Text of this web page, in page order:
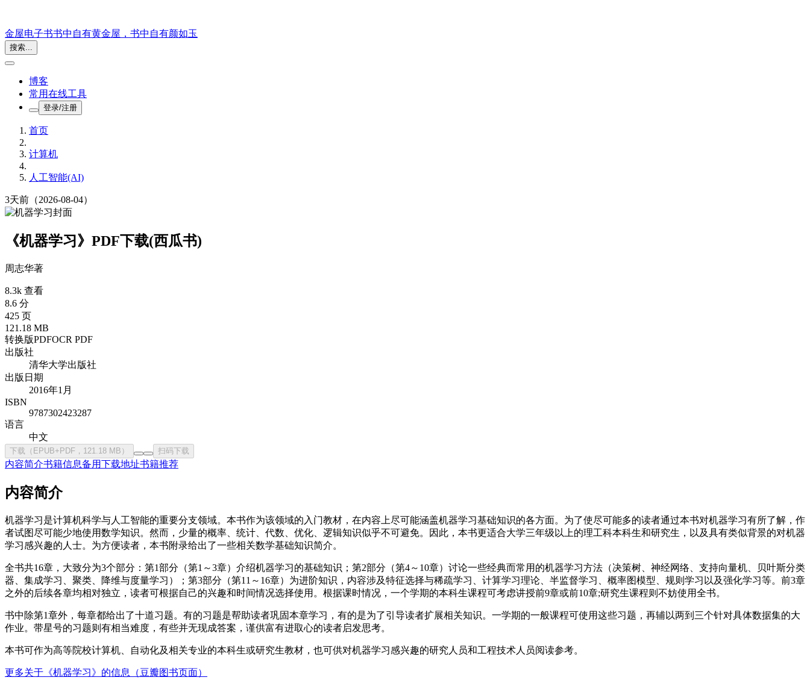
金屋电子书书中自有黄金屋，书中自有颜如玉
搜索...
博客
常用在线工具
登录/注册
首页
计算机
人工智能(AI)
3天前 （2026-08-04）
《机器学习》PDF下载(西瓜书)
周志华著
8.3k 查看
8.6 分
425 页
121.18 MB
转换版PDFOCR PDF
出版社
清华大学出版社
出版日期
2016年1月
ISBN
9787302423287
语言
中文
下载（EPUB+PDF，121.18 MB） 扫码下载
内容简介书籍信息备用下载地址书籍推荐
内容简介
机器学习是计算机科学与人工智能的重要分支领域。本书作为该领域的入门教材，在内容上尽可能涵盖机器学习基础知识的各方面。为了使尽可能多的读者通过本书对机器学习有所了解，作
者试图尽可能少地使用数学知识。然而，少量的概率、统计、代数、优化、逻辑知识似乎不可避免。因此，本书更适合大学三年级以上的理工科本科生和研究生，以及具有类似背景的对机器
学习感兴趣的人士。为方便读者，本书附录给出了一些相关数学基础知识简介。
全书共16章，大致分为3个部分：第1部分（第1～3章）介绍机器学习的基础知识；第2部分（第4～10章）讨论一些经典而常用的机器学习方法（决策树、神经网络、支持向量机、贝叶斯分类
器、集成学习、聚类、降维与度量学习）；第3部分（第11～16章）为进阶知识，内容涉及特征选择与稀疏学习、计算学习理论、半监督学习、概率图模型、规则学习以及强化学习等。前3章
之外的后续各章均相对独立，读者可根据自己的兴趣和时间情况选择使用。根据课时情况，一个学期的本科生课程可考虑讲授前9章或前10章;研究生课程则不妨使用全书。
书中除第1章外，每章都给出了十道习题。有的习题是帮助读者巩固本章学习，有的是为了引导读者扩展相关知识。一学期的一般课程可使用这些习题，再辅以两到三个针对具体数据集的大
作业。带星号的习题则有相当难度，有些并无现成答案，谨供富有进取心的读者启发思考。
本书可作为高等院校计算机、自动化及相关专业的本科生或研究生教材，也可供对机器学习感兴趣的研究人员和工程技术人员阅读参考。
更多关于《机器学习》的信息（豆瓣图书页面）